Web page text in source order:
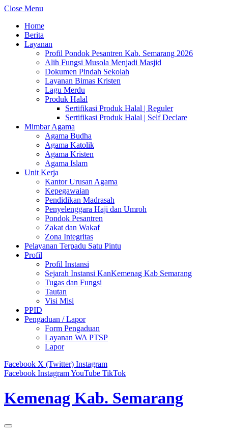
Close Menu
Home
Berita
Layanan
Profil Pondok Pesantren Kab. Semarang 2026
Alih Fungsi Musola Menjadi Masjid
Dokumen Pindah Sekolah
Layanan Bimas Kristen
Lagu Merdu
Produk Halal
Sertifikasi Produk Halal | Reguler
Sertifikasi Produk Halal | Self Declare
Mimbar Agama
Agama Budha
Agama Katolik
Agama Kristen
Agama Islam
Unit Kerja
Kantor Urusan Agama
Kepegawaian
Pendidikan Madrasah
Penyelenggara Haji dan Umroh
Pondok Pesantren
Zakat dan Wakaf
Zona Integritas
Pelayanan Terpadu Satu Pintu
Profil
Profil Instansi
Sejarah Instansi KanKemenag Kab Semarang
Tugas dan Fungsi
Tautan
Visi Misi
PPID
Pengaduan / Lapor
Form Pengaduan
Layanan WA PTSP
Lapor
Facebook X (Twitter) Instagram
Facebook InstagramYouTube TikTok
Kemenag Kab. Semarang